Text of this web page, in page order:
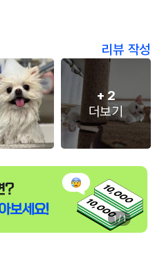
리뷰 작성
+2
더보기
1 / 1